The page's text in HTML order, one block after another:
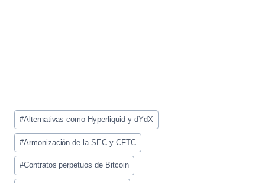
Etiquetas
de
la
entrada:
#Alternativas como Hyperliquid y dYdX
#Armonización de la SEC y CFTC
#Contratos perpetuos de Bitcoin